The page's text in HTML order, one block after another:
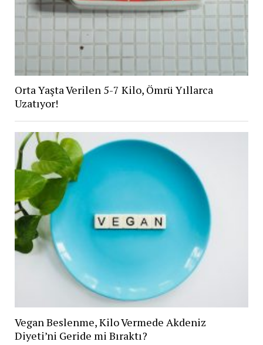
Orta Yaşta Verilen 5-7 Kilo, Ömrü Yıllarca
Uzatıyor!
Vegan Beslenme, Kilo Vermede Akdeniz
Diyeti’ni Geride mi Bıraktı?